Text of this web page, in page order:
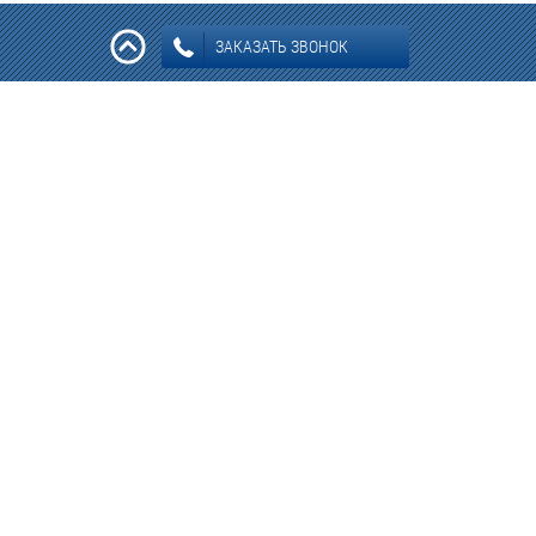
ЗАКАЗАТЬ ЗВОНОК